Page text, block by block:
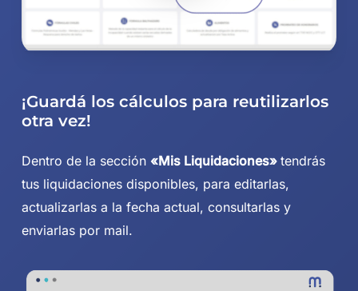
¡Guardá los cálculos para reutilizarlos
otra vez!
Dentro de la sección «Mis Liquidaciones» tendrás
tus liquidaciones disponibles, para editarlas,
actualizarlas a la fecha actual, consultarlas y
enviarlas por mail.